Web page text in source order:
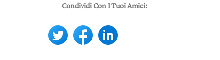
Condividi Con I Tuoi Amici: